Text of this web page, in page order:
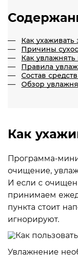
Как ухаживать
Причины
Как увлажнять
Правила
Состав
Обзор
Как
Программа-
очищение,
И если с
принимаем
пункта стоит
игнорируют.
Увлажнение